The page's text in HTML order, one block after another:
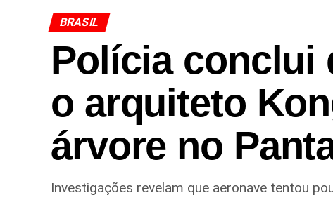
BRASIL
Polícia conclui
o arquiteto
árvore no
Investigações revelam que aeronave tentou